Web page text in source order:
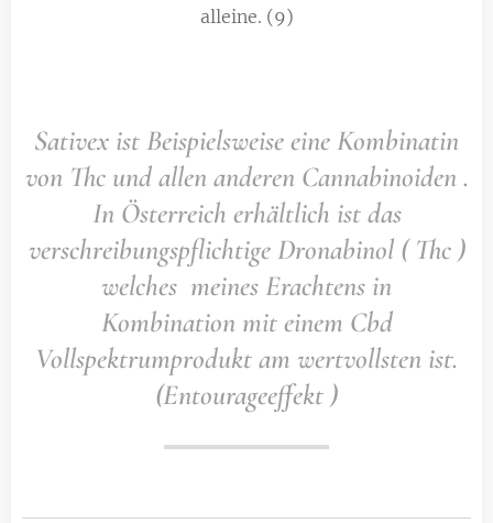
alleine. (9)
Sativex ist Beispielsweise eine Kombinatin
von Thc und allen anderen Cannabinoiden .
In Österreich erhältlich ist das
verschreibungspflichtige Dronabinol ( Thc )
welches meines Erachtens in
Kombination mit einem Cbd
Vollspektrumprodukt am wertvollsten ist.
(Entourageeffekt )